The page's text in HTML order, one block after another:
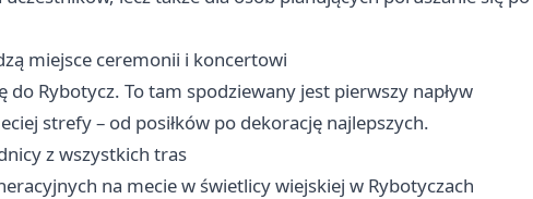
miejsce ceremonii i koncertowi
do Rybotycz. To tam spodziewany jest pierwszy napływ
strefy – od posiłków po dekorację najlepszych.
z wszystkich tras
na mecie w świetlicy wiejskiej w Rybotyczach